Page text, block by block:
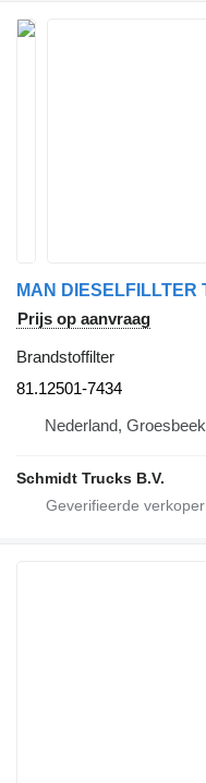
Prijs op aanvraag
Brandstoffilter
81.12501-7434
Nederland, Groesbeek
Schmidt Trucks B.V.